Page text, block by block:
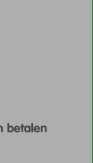
betalen